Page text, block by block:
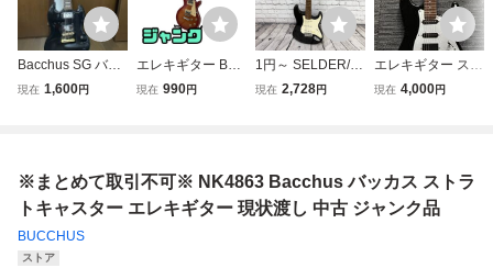
Bacchus SG バッ
カス エレキギター
現在 1,600円
エレキギター Bac
chus バッカス Uni
現在 990円
1円～ SELDER/セ
ルダー ストラトキ
ト 初心者 入門 中
古 現状品
現在 2,728円
エレキギター スト
ラトキャスタータ
現在 4,000円
※まとめて取引不可※ NK4863 Bacchus バッカス ストラ
トキャスター エレキギター 現状渡し 中古 ジャンク品
BUCCHUS
ストア